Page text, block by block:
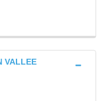
VALLEE